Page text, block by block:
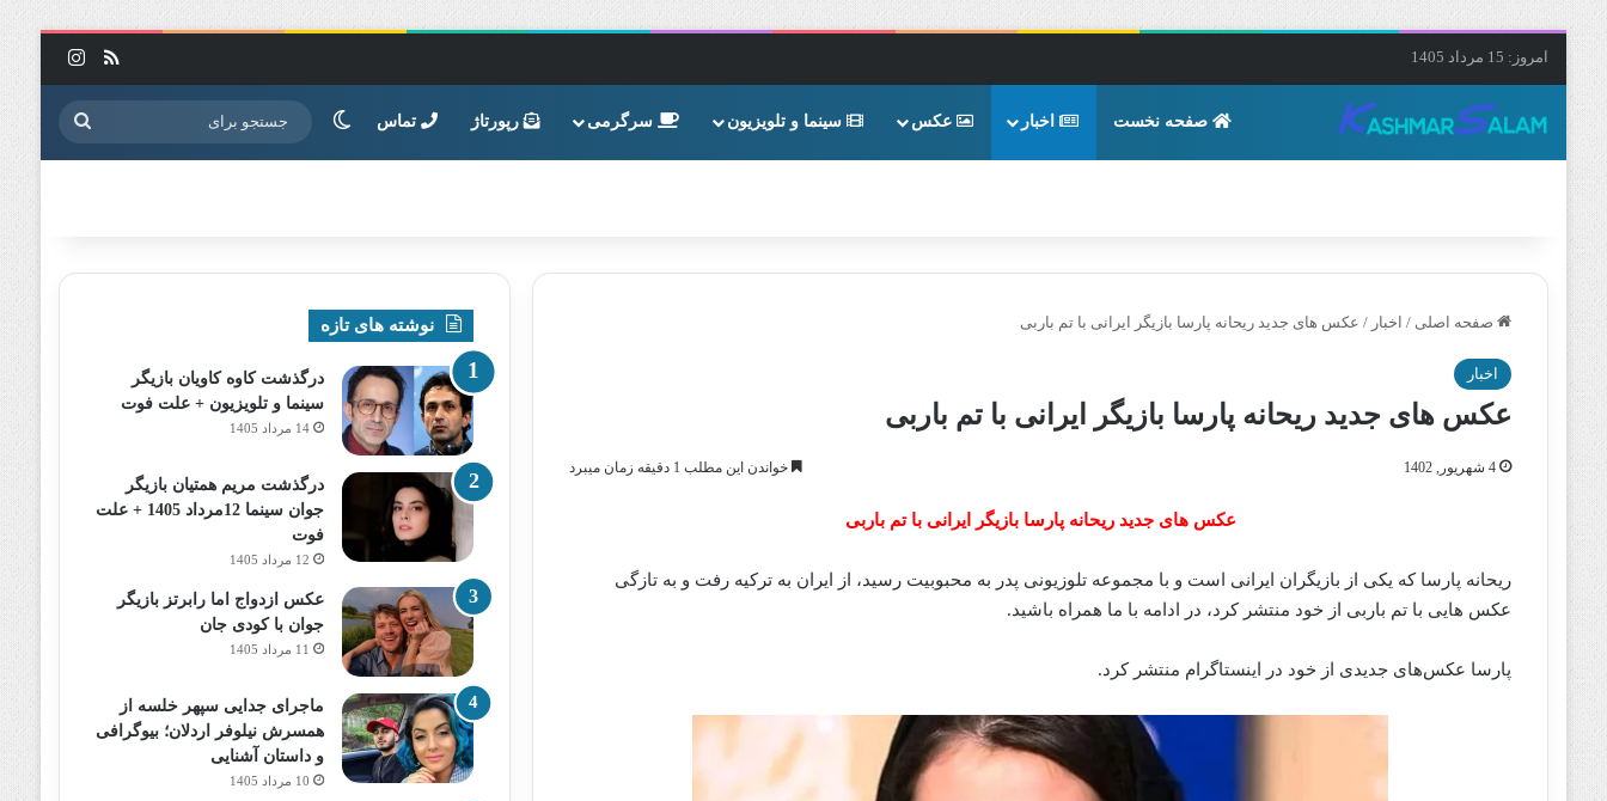
امروز: 15 مرداد 1405 خوراک
صفحه نخست اخبار عکس سینما و تلویزیون سرگرمی رپورتاژ تماس تغییر پوسته جستجو
برای
صفحه اصلی / اخبار / عکس های جدید ریحانه پارسا بازیگر ایرانی با تم باربی
اخبار
عکس های جدید ریحانه پارسا بازیگر ایرانی با تم باربی
4 شهریور, 1402 خواندن این مطلب 1 دقیقه زمان میبرد
عکس های جدید ریحانه پارسا بازیگر ایرانی با تم باربی
ریحانه پارسا که یکی از بازیگران ایرانی است و با مجموعه تلوزیونی پدر به محبوبیت رسید، از ایران به ترکیه رفت و به تازگی
عکس هایی با تم باربی از خود منتشر کرد، در ادامه با ما همراه باشید.
پارسا عکس‌های جدیدی از خود در اینستاگرام منتشر کرد.
نوشته های تازه
درگذشت کاوه کاویان بازیگر
سینما و تلویزیون + علت فوت
14 مرداد 1405
درگذشت مریم همتیان بازیگر
جوان سینما 12مرداد 1405 + علت
فوت
12 مرداد 1405
عکس ازدواج اما رابرتز بازیگر
جوان با کودی جان
11 مرداد 1405
ماجرای جدایی سپهر خلسه از
همسرش نیلوفر اردلان؛ بیوگرافی
و داستان آشنایی
10 مرداد 1405